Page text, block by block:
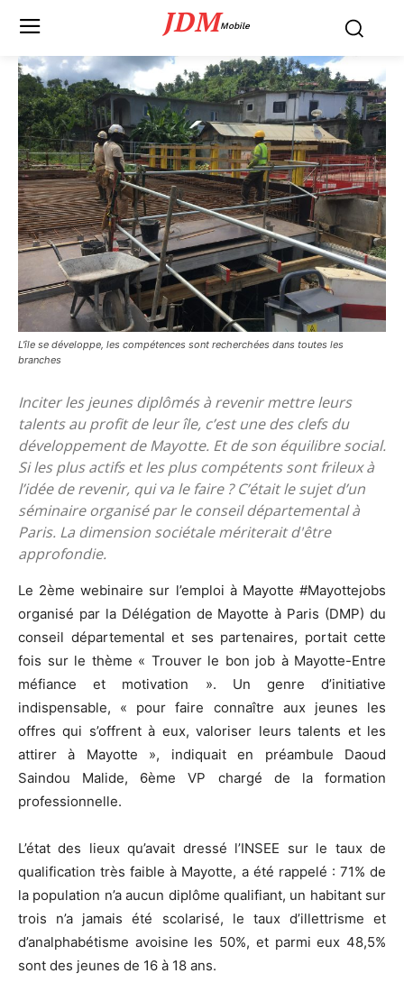
JDMMobile
L'île se développe, les compétences sont recherchées dans toutes les
branches
Inciter les jeunes diplômés à revenir mettre leurs
talents au profit de leur île, c’est une des clefs du
développement de Mayotte. Et de son équilibre social.
Si les plus actifs et les plus compétents sont frileux à
l’idée de revenir, qui va le faire ? C’était le sujet d’un
séminaire organisé par le conseil départemental à
Paris. La dimension sociétale mériterait d'être
approfondie.
Le 2ème webinaire sur l’emploi à Mayotte #Mayottejobs
organisé par la Délégation de Mayotte à Paris (DMP) du
conseil départemental et ses partenaires, portait cette
fois sur le thème « Trouver le bon job à Mayotte-Entre
méfiance et motivation ». Un genre d’initiative
indispensable, « pour faire connaître aux jeunes les
offres qui s’offrent à eux, valoriser leurs talents et les
attirer à Mayotte », indiquait en préambule Daoud
Saindou Malide, 6ème VP chargé de la formation
professionnelle.
L’état des lieux qu’avait dressé l’INSEE sur le taux de
qualification très faible à Mayotte, a été rappelé : 71% de
la population n’a aucun diplôme qualifiant, un habitant sur
trois n’a jamais été scolarisé, le taux d’illettrisme et
d’analphabétisme avoisine les 50%, et parmi eux 48,5%
sont des jeunes de 16 à 18 ans.